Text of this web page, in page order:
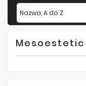
Stymulatory
Mezoterapia
Peelingi
Nazwa, A do Z
Mesoestetic